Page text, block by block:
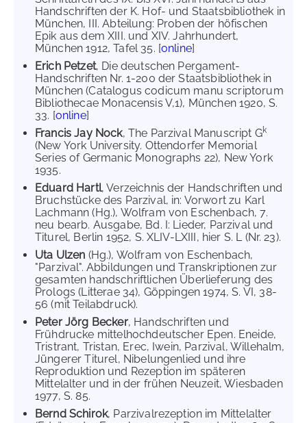
Handschriften der K. Hof- und Staatsbibliothek in
München, III. Abteilung: Proben der höfischen
Epik aus dem XIII. und XIV. Jahrhundert,
München 1912, Tafel 35. [online]
Erich Petzet, Die deutschen Pergament-
Handschriften Nr. 1-200 der Staatsbibliothek in
München (Catalogus codicum manu scriptorum
Bibliothecae Monacensis V,1), München 1920, S.
33. [online]
Francis Jay Nock, The Parzival Manuscript Gk
(New York University. Ottendorfer Memorial
Series of Germanic Monographs 22), New York
1935.
Eduard Hartl, Verzeichnis der Handschriften und
Bruchstücke des Parzival, in: Vorwort zu Karl
Lachmann (Hg.), Wolfram von Eschenbach, 7.
neu bearb. Ausgabe, Bd. I: Lieder, Parzival und
Titurel, Berlin 1952, S. XLIV-LXIII, hier S. L (Nr. 23).
Uta Ulzen (Hg.), Wolfram von Eschenbach,
"Parzival". Abbildungen und Transkriptionen zur
gesamten handschriftlichen Überlieferung des
Prologs (Litterae 34), Göppingen 1974, S. VI, 38-
56 (mit Teilabdruck).
Peter Jörg Becker, Handschriften und
Frühdrucke mittelhochdeutscher Epen. Eneide,
Tristrant, Tristan, Erec, Iwein, Parzival, Willehalm,
Jüngerer Titurel, Nibelungenlied und ihre
Reproduktion und Rezeption im späteren
Mittelalter und in der frühen Neuzeit, Wiesbaden
1977, S. 85.
Bernd Schirok, Parzivalrezeption im Mittelalter